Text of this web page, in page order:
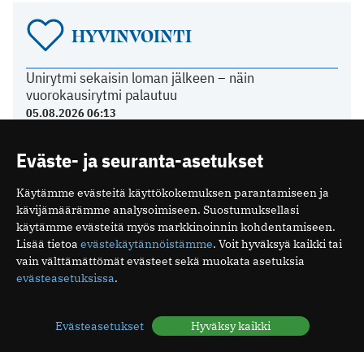
HYVINVOINTI
Unirytmi sekaisin loman jälkeen – näin
vuorokausirytmi palautuu
05.08.2026 06:13
26.07.2026 19:16
Luteaalivaihe on normaali osa kuukautiskiertoa
24.07.2026 07:04
Elohiiri silmässä – ärsyttävä, mutta yleensä
vaaraton vaiva
15.07.2026 08:17
Eväste- ja seuranta-asetukset
Käytämme evästeitä käyttökokemuksen parantamiseen ja
kävijämäärämme analysoimiseen. Suostumuksellasi
käytämme evästeitä myös markkinoinnin kohdentamiseen.
Lisää tietoa evästekäytännöistämme. Voit hyväksyä kaikki tai
vain välttämättömät evästeet sekä muokata asetuksia
evästeasetuksissa.
Evästeasetukset Hyväksy kaikki